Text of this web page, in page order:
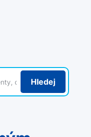
Hledej